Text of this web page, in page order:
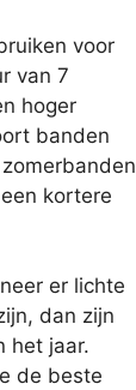
voor
van 7
hoger
banden
kortere
er lichte
dan zijn
het jaar.
de beste